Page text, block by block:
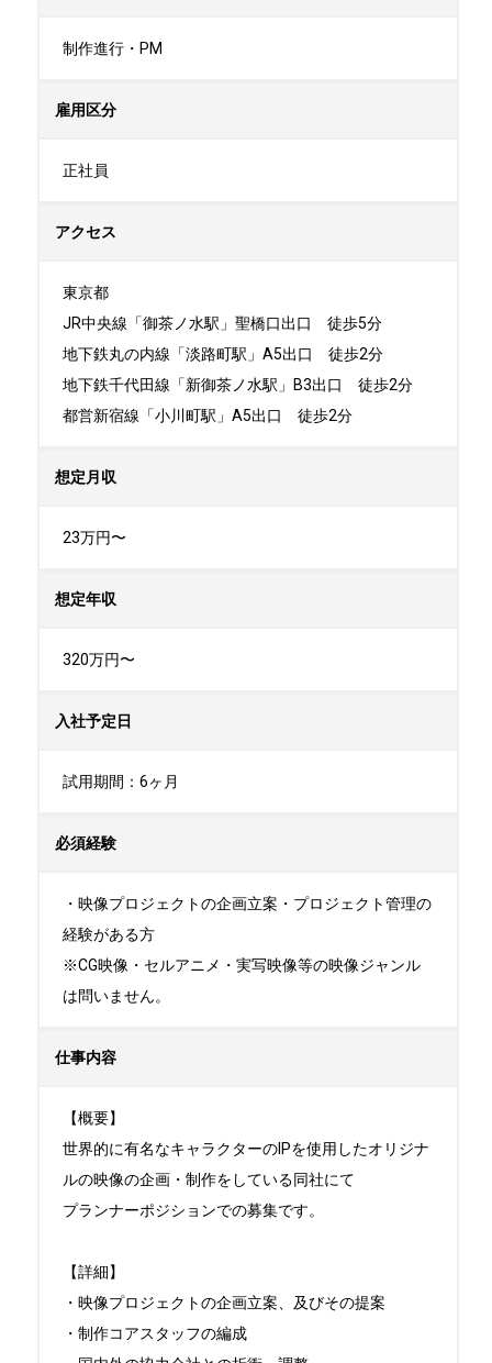
制作進行・PM
雇用区分
正社員
アクセス
東京都
JR中央線「御茶ノ水駅」聖橋口出口　徒歩5分
地下鉄丸の内線「淡路町駅」A5出口　徒歩2分
地下鉄千代田線「新御茶ノ水駅」B3出口　徒歩2分
都営新宿線「小川町駅」A5出口　徒歩2分
想定月収
23万円〜
想定年収
320万円〜
入社予定日
試用期間：6ヶ月
必須経験
・映像プロジェクトの企画立案・プロジェクト管理の
経験がある方
※CG映像・セルアニメ・実写映像等の映像ジャンル
は問いません。
仕事内容
【概要】
世界的に有名なキャラクターのIPを使用したオリジナ
ルの映像の企画・制作をしている同社にて
プランナーポジションでの募集です。
【詳細】
・映像プロジェクトの企画立案、及びその提案
・制作コアスタッフの編成